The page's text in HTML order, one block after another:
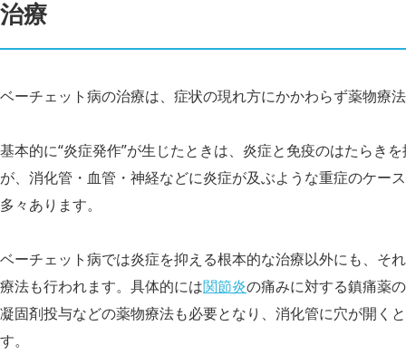
治療
ベーチェット病の治療は、症状の現れ方にかかわらず薬物療
基本的に“炎症発作”が生じたときは、炎症と免疫のはたらき
が、消化管・血管・神経などに炎症が及ぶような重症のケー
多々あります。
ベーチェット病では炎症を抑える根本的な治療以外にも、そ
療法も行われます。具体的には関節炎の痛みに対する鎮痛薬
凝固剤投与などの薬物療法も必要となり、消化管に穴が開く
す。